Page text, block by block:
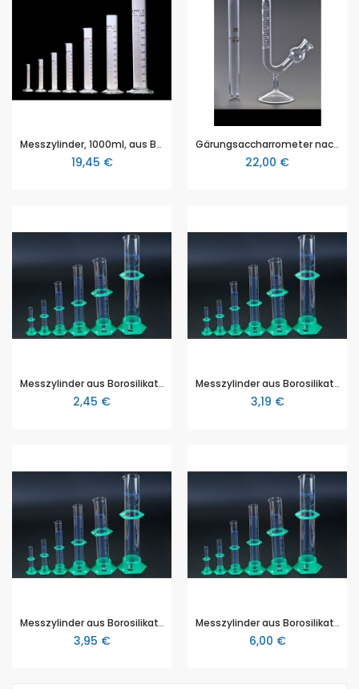
Messzylinder, 1000ml, aus Borosilikatglas 3.3, mit Sechskantfuß und Strichteilung nach DIN 12680
19,45 €
Gärungsaccharrometer nach Eichhorn, auf Fuß, graduiert mit Messglas
22,00 €
Messzylinder aus Borosilikatglas mit Schutzring, nach DIN, 10ml
2,45 €
Messzylinder aus Borosilikatglas mit Schutzring, nach DIN, 25ml
3,19 €
Messzylinder aus Borosilikatglas mit Schutzring, nach DIN, 50ml
3,95 €
Messzylinder aus Borosilikatglas mit Schutzring, nach DIN, 100ml
6,00 €